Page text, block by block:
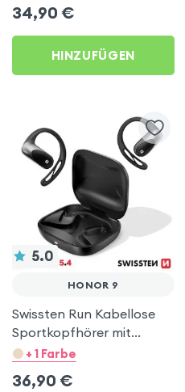
34,90 €
HINZUFÜGEN
5.0
HONOR 9
Swissten Run Kabellose
Sportkopfhörer mit
Luftleitung für Honor 9
+ 1 Farbe
36,90 €